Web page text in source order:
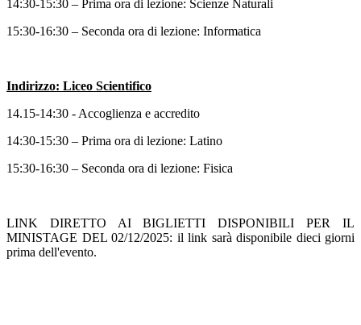
14:30-15:30 – Prima ora di lezione: Scienze Naturali
15:30-16:30 – Seconda ora di lezione: Informatica
Indirizzo: Liceo Scientifico
14.15-14:30 - Accoglienza e accredito
14:30-15:30 – Prima ora di lezione: Latino
15:30-16:30 – Seconda ora di lezione: Fisica
LINK DIRETTO AI BIGLIETTI DISPONIBILI PER IL
MINISTAGE DEL 02/12/2025: il link sarà disponibile dieci giorni
prima dell'evento.